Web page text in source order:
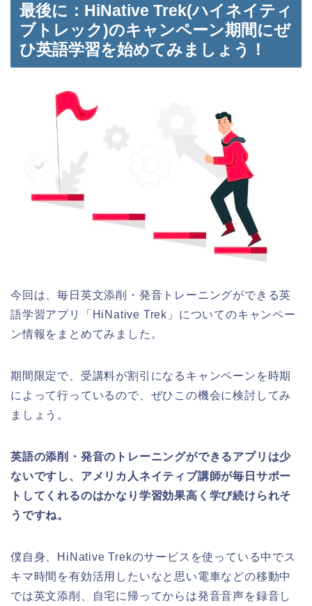
最後に：HiNative Trek(ハイネイティ
ブトレック)のキャンペーン期間にぜ
ひ英語学習を始めてみましょう！
今回は、毎日英文添削・発音トレーニングができる英
語学習アプリ「HiNative Trek」についてのキャンペー
ン情報をまとめてみました。
期間限定で、受講料が割引になるキャンペーンを時期
によって行っているので、ぜひこの機会に検討してみ
ましょう。
英語の添削・発音のトレーニングができるアプリは少
ないですし、アメリカ人ネイティブ講師が毎日サポー
トしてくれるのはかなり学習効果高く学び続けられそ
うですね。
僕自身、HiNative Trekのサービスを使っている中でス
キマ時間を有効活用したいなと思い電車などの移動中
では英文添削、自宅に帰ってからは発音音声を録音し